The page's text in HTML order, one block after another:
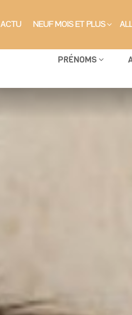
ACTU NEUF MOIS ET PLUS
PRÉNOMS